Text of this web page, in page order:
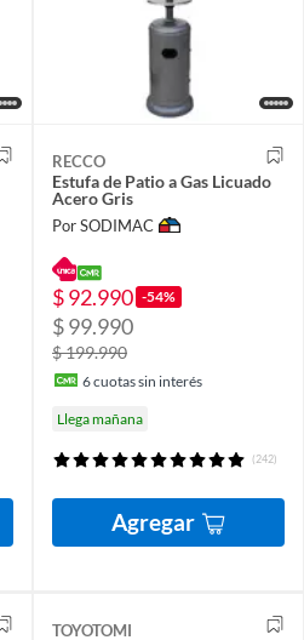
RECCO
Estufa de Patio a Gas Licuado
Acero Gris
Por SODIMAC
$ 92.990 -54%
$ 99.990
$ 199.990
6cuotas sin interés
Llega mañana
(242)
Agregar
TOYOTOMI